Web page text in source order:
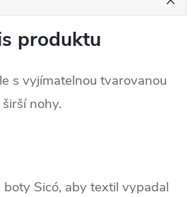
produktu
s vyjímatelnou tvarovanou
nohy.
Sicó, aby textil vypadal